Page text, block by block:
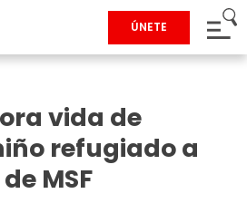
ÚNETE
vida de
refugiado a
MSF